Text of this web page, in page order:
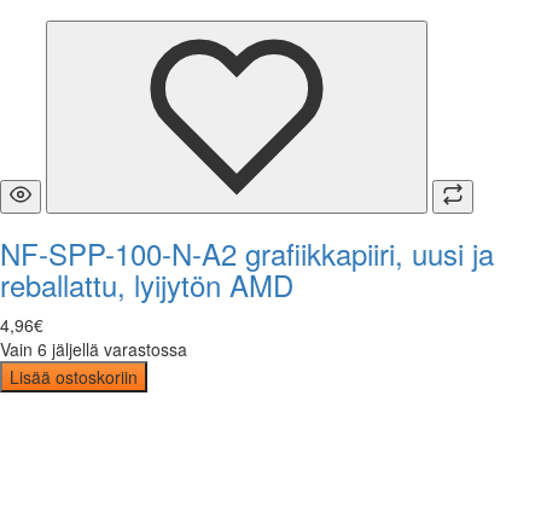
NF-SPP-100-N-A2 grafiikkapiiri, uusi ja
reballattu, lyijytön AMD
4,96€
Vain 6 jäljellä varastossa
Lisää ostoskoriin